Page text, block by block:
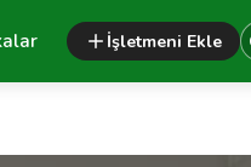
İşletmeni Ekle